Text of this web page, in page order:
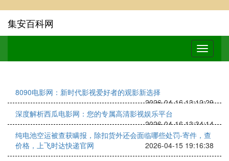
集安百科网
8090电影网：新时代影视爱好者的观影新选择
2026-04-16 13:12:29
深度解析西瓜电影网：您的专属高清影视娱乐平台
2026-04-16 13:34:14
纯电池空运被查获瞒报，除扣货外还会面临哪些处罚-寄件，查
价格，上飞时达快递官网
2026-04-15 19:16:38